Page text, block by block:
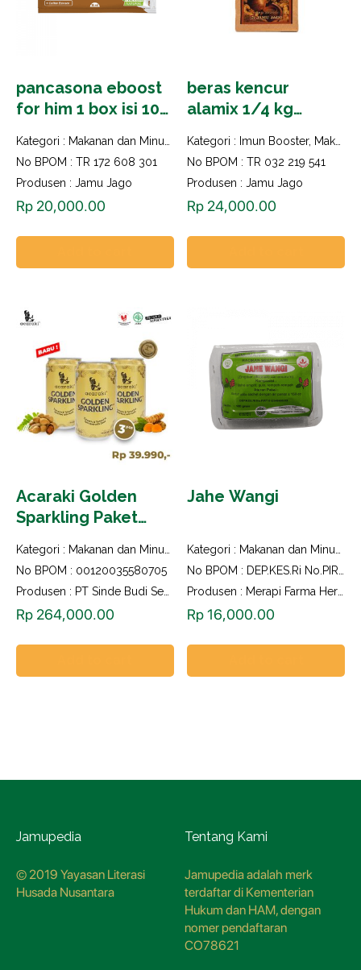
pancasona eboost
for him 1 box isi 10
Kategori : Makanan dan Minuman Herbal
No BPOM : TR 172 608 301
Produsen : Jamu Jago
Rp 20,000.00
beras kencur
alamix 1/4 kg
Kategori : Imun Booster, Makanan dan Minuman Herbal
No BPOM : TR 032 219 541
Produsen : Jamu Jago
Rp 24,000.00
Acaraki Golden
Sparkling Paket
Kategori : Makanan dan Minuman Herbal
No BPOM : 00120035580705
Rp 264,000.00
Jahe Wangi
Kategori : Makanan dan Minuman Herbal
Rp16,000.00
Jamupedia
© 2019 Yayasan Literasi
Husada Nusantara
Tentang Kami
Jamupedia adalah merk
terdaftar di Kementerian
Hukum dan HAM, dengan
nomer pendaftaran
CO78621